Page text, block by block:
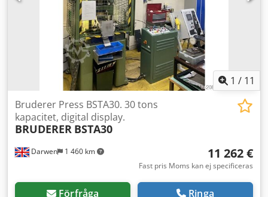
1 / 11
Darwen 1 460 km
Bruderer Press BSTA30. 30 tons
kapacitet, digital display.
BRUDERER BSTA30
11 262 €
Fast pris Moms kan ej specificeras
Förfråga Ringa